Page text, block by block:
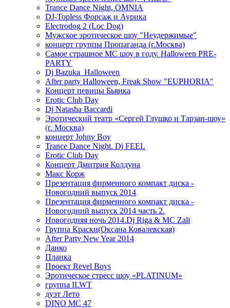
Trance Dance Night, OMNIA
DJ-Topless Форсаж и Аурика
Electrodog 2 (Loc Dog)
Мужское эротическое шоу "Неудержимые"
концерт группы Пропаганда (г.Москва)
Самое страшное МС шоу в году. Halloween PRE-
PARTY
Dj Bazuka_Halloween
After party Halloween, Freak Show "EUPHORIA"
Концерт певицы Бьянка
Erotic Club Day
Dj Natasha Baccardi
Эротический театр «Сергей Глушко и Тарзан-шоу»
(г. Москва)
концерт Johny Boy
Trance Dance Night. Dj FEEL
Erotic Club Day
Концерт Дмитрия Колдуна
Макс Корж
Презентация фирменного компакт диска -
Новогодний выпуск 2014
Презентация фирменного компакт диска -
Новогодний выпуск 2014 часть 2.
Новогодняя ночь 2014.Dj Riga & MC Zali
Группа Краски(Оксана Ковалевская)
After Party New Year 2014
Данко
Планка
Проект Revel Boys
Эротическое стресс шоу «PLATINUM»
группа ILWT
дуэт Лето
DINO MC 47